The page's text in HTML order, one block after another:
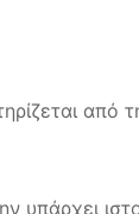
από
υπάρχει